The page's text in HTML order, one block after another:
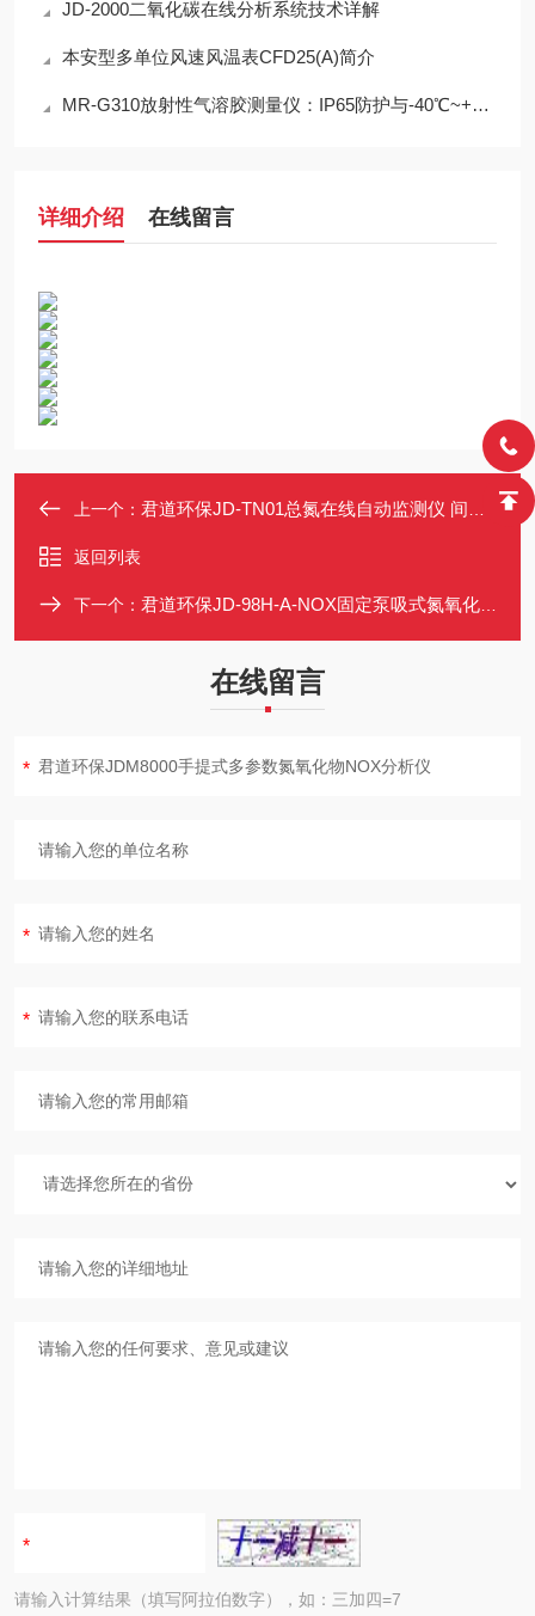
JD-2000二氧化碳在线分析系统技术详解
本安型多单位风速风温表CFD25(A)简介
MR-G310放射性气溶胶测量仪：IP65防护与-40℃~+50℃宽温工作能力
详细介绍 在线留言
上一个： 君道环保JD-TN01总氮在线自动监测仪 间本二酚法质保叁年
返回列表
下一个： 君道环保JD-98H-A-NOX固定泵吸式氮氧化物报警仪
在线留言
请输入计算结果（填写阿拉伯数字），如：三加四=7